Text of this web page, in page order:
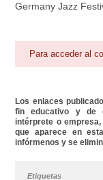
Germany Jazz
Para acceder al
Los enlaces
fin educativo y de
intérprete o
que aparece en
infórmenos y se
Etiquetas